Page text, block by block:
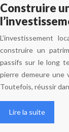
Construire
L’investissement
construire un
passifs sur le long
pierre demeure une
Toutefois, réussir
Lire la suite